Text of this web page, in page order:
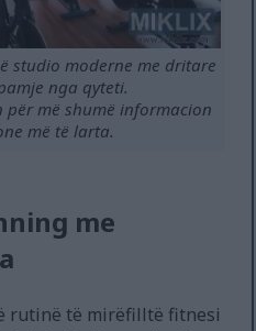
studio moderne me dritare
nga qyteti.
më shumë informacion
më të larta.
me
rutinë të mirëfilltë fitnesi